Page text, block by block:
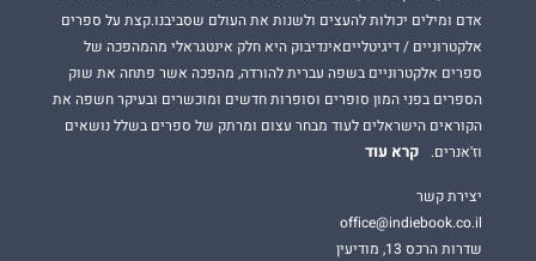
אדם ומילים יכולות להעצים ולשנות את העולם שסביבנו.קצת על ספרים
אלקטרוניים / דיגיטלייםאינדיבוק היא חלק אינטגראלי מהמהפכה של
ספרים אלקטרוניים בשפה עברית להורדה, מהפכה אשר פתחה את שוק
הספרים בפני המון סופרים וסופרות חדשים ומוכשרים ובעיקר חשפה את
הקוראים הישראלים לעוד מבחר עצום ומרתק של ספרים בשלל נושאים
וז'אנרים.
קרא עוד
יצירת קשר
office@indiebook.co.il
שדרות הרכס 13, מודיעין